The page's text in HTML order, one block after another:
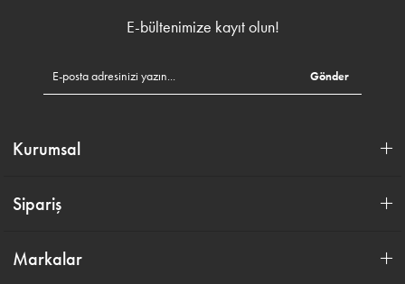
E-bültenimize kayıt olun!
Gönder
Kurumsal
Sipariş
Markalar